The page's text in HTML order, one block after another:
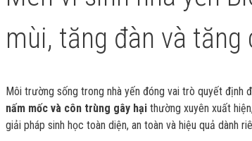
mùi, tăng đàn và
Môi trường sống trong nhà yến đóng vai trò quyết định
nấm mốc và côn trùng gây hại thường xuyên xuất
giải pháp sinh học toàn diện, an toàn và hiệu quả dành